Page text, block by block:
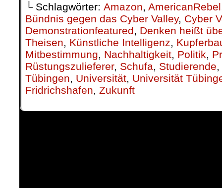
└ Schlagwörter: Amazon, AmericanRebel
Bündnis gegen das Cyber Valley, Cyber
Demonstrationfeatured, Denken heißt
Theisen, Künstliche Intelligenz,
Mitbestimmung, Nachhaltigkeit, Politik,
Rüstungszulieferer, Schufa, Studierende,
Tübingen, Universität, Universität
Fridrichshafen, Zukunft